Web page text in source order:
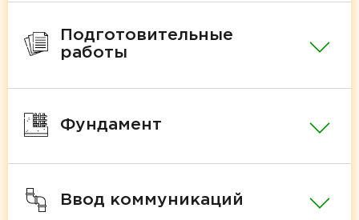
Подготовительные
работы
Фундамент
Ввод коммуникаций